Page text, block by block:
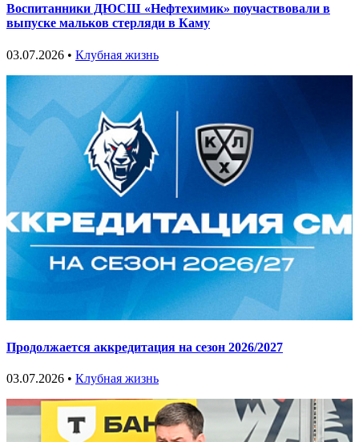
Воспитанники ДЮСШ «Нефтехимик» поучаствовали в
выпуске мальков стерляди в Каму
03.07.2026 • Клубная жизнь
Продолжается аккредитация на сезон 2026/2027
03.07.2026 • Клубная жизнь